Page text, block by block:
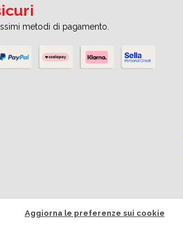
metodi di pagamento.
Aggiorna le preferenze sui cookie